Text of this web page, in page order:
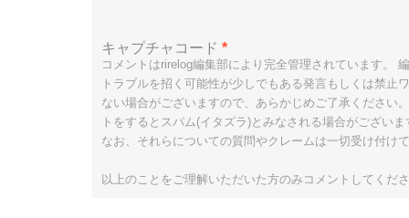
キャプチャコード *
コメントはrirelog編集部により完全管理されています。
トラブルを招く可能性が少しでもある発言もしくは禁止
ない場合がございますので、あらかじめご了承ください
トをするとスパム(イタズラ)とみなされる場合がござい
なお、それらについての質問やクレームは一切受け付け
以上のことをご理解いただいた方のみコメントしてくだ